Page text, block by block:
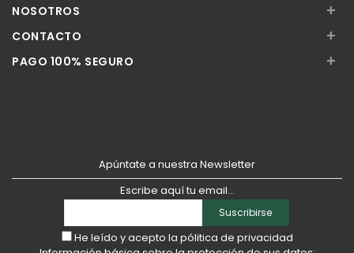
NOSOTROS +
CONTACTO +
PAGO 100% SEGURO +
Apúntate a nuestra Newsletter
Escribe aquí tu email...
Suscribirse
He leído y acepto la pólitica de privacidad